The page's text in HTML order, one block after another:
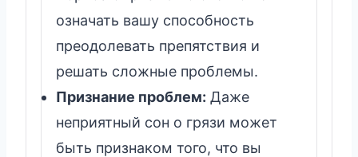
означать вашу способность
преодолевать препятствия и
решать сложные проблемы.
Признание проблем: Даже
неприятный сон о грязи может
быть признаком того, что вы